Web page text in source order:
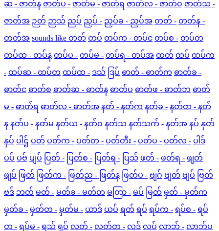
ဆ - ဇာတ်န ဇာတ်ပ - ဇာတ်မ - ဇာတ်ရ ဇာတ်လ - ဇာတ်ဝ ဇာတ်သ -
ဇာတ်အ ဉတ် ဉာသ် ညပ် ညှပ် - ညှပ်ခ - ညှပ်အ တတ် - တတ်န -
တတ်အ sounds like တတ် တပ် တပ်က - တပ်င တပ်စ - တပ်တ
တပ်ထ - တပ်န တပ်ပ - တပ်မ - တပ်ရ - တပ်အ ထတ် ထပ် ထပ်က
- ထပ်ဆ - ထပ်တ ထပ်ထ - ဒသ် ဒြပ် ဓာတ် - ဓာတ်က ဓာတ်ခ -
ဓာတ်င ဓာတ်စ ဓာတ်ဆ - ဓာတ်န ဓာတ်ပ ဓာတ်ဖ - ဓာတ်ဘ ဓာတ်
မ - ဓာတ်ရ ဓာတ်လ - ဓာတ်အ နတ် - နတ်က နတ်ခ - နတ်တ - နတ်
န နတ်ပ - နတ်မ နတ်ယ - နတ်ဝ နတ်သ နတ်သက် - နတ်အ နပ် နှတ်
နှပ် ပါဌ် ပတ် ပတ်က - ပတ်တ - ပတ်တီး - ပတ်ပ - ပတ်လ - ပါဒ်
ပပ် ပဗ် ပျပ် ပြတ် - ပြတ်စ - ပြတ်ရ - ပြသ် ဖတ် - ဖတ်ရ - ဖျတ်
ဖျပ် ဖြတ် ဖြတ်က - ဖြတ်ည - ဖြတ်န ဖြတ်ပ - ဗျဂ် ဗျတ် ဗျပ် ဗြတ်
ဗဒ် ဘတ် မတ် - မတ်ခ - မတ်တ မတြာ - မပ် မြတ် မှတ် - မှတ်က
မှတ်ခ - မှတ်တ - မှတ်မ - ယာဒ် ယပ် ရတ် ရပ် ရပ်က - ရပ်စ - ရပ်
တ - ရပ်မ - ရသ် ရှပ် လတ် - လတ်တ - လဒ် လပ် လာဘ် - လာဘ်ပ